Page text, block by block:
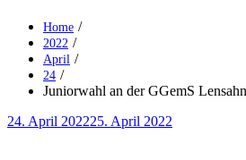
Home
2022
April
24
Juniorwahl an der GGemS Lensahn
Posted
24. April 202225. April 2022